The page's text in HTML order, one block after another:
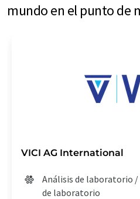
mundo en el punto de
VICI AG International
Análisis de laboratorio
de laboratorio